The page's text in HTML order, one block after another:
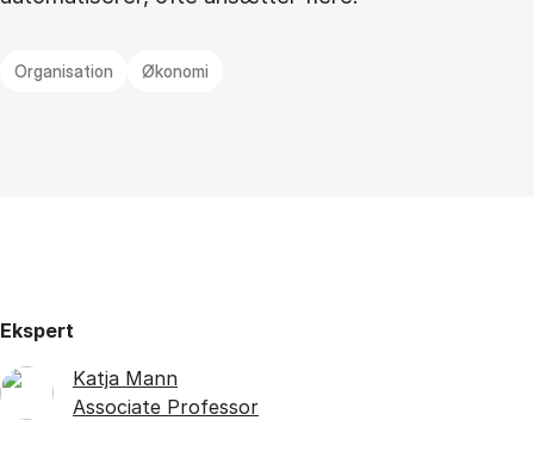
Organisation Økonomi
Ekspert
Katja Mann
Associate Professor